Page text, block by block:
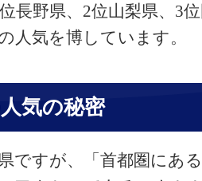
長野県、2位山梨県、3
人気を博しています。
気の秘密
ですが、「首都圏にあ